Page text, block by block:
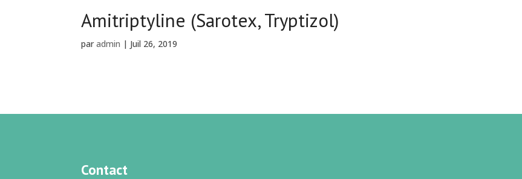
Amitriptyline (Sarotex, Tryptizol)
paradmin | Juil 26, 2019
Contact